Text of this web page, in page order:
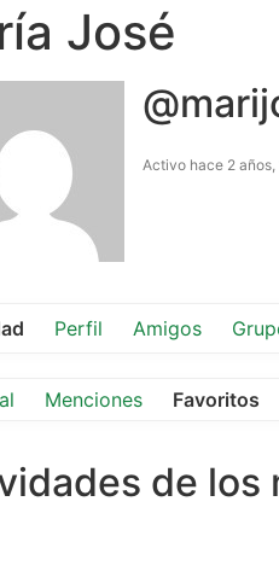
José
Activo hace 2 años,
Perfil Amigos
Menciones Favoritos
de los